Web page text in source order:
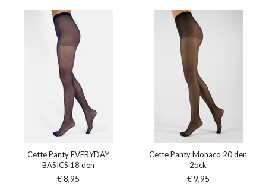
Cette Panty EVERYDAY
BASICS 18 den
€ 8,95
Cette Panty Monaco 20 den
2pck
€ 9,95